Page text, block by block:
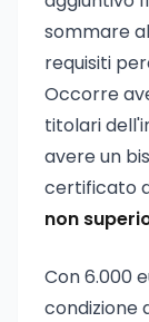
sommare
requisiti
Occorre
titolari
avere un
certificato
non
Con 6.000
condizione